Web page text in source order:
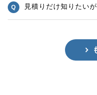
見積りだけ知りたい